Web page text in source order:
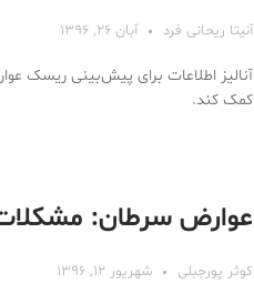
آنیتا ریحانی فرد آبان ۲۶, ۱۳۹۶
آنالیز اطلاعات برای پیش‌بینی ریسک
کمک کند.
عوارض سرطان: مشکلات
کوثر پورجبلی شهریور ۱۲, ۱۳۹۶